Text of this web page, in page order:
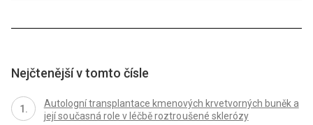
Nejčtenější v tomto čísle
Autologní transplantace kmenových krvetvorných buněk a
její so učasná role v léčbě roztro ušené sklerózy